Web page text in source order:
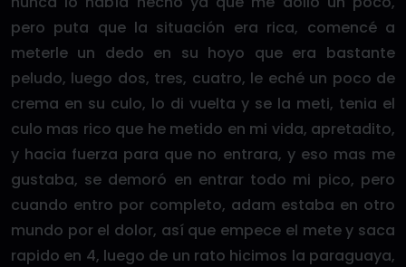
pero puta que la situación era rica, comencé a
meterle un dedo en su hoyo que era bastante
peludo, luego dos, tres, cuatro, le eché un poco de
crema en su culo, lo di vuelta y se la meti, tenia el
culo mas rico que he metido en mi vida, apretadito,
y hacia fuerza para que no entrara, y eso mas me
gustaba, se demoró en entrar todo mi pico, pero
cuando entro por completo, adam estaba en otro
mundo por el dolor, así que empece el mete y saca
rapido en 4, luego de un rato hicimos la paraguaya,